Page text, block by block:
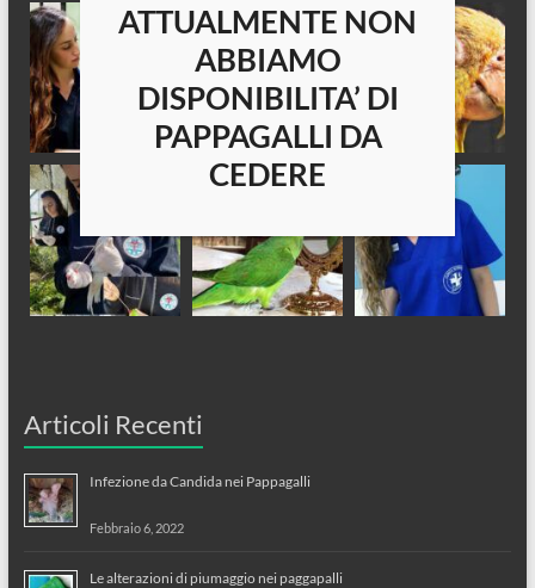
Articoli Recenti
Infezione da Candida nei Pappagalli
Febbraio 6, 2022
Le alterazioni di piumaggio nei paggapalli
ATTUALMENTE NON
ABBIAMO
DISPONIBILITA’ DI
PAPPAGALLI DA
CEDERE